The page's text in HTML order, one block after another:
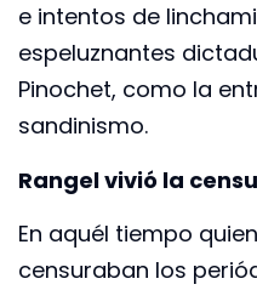
e intentos de
espeluznantes
Pinochet, como la
sandinismo.
Rangel vivió la
En aquél tiempo
censuraban los